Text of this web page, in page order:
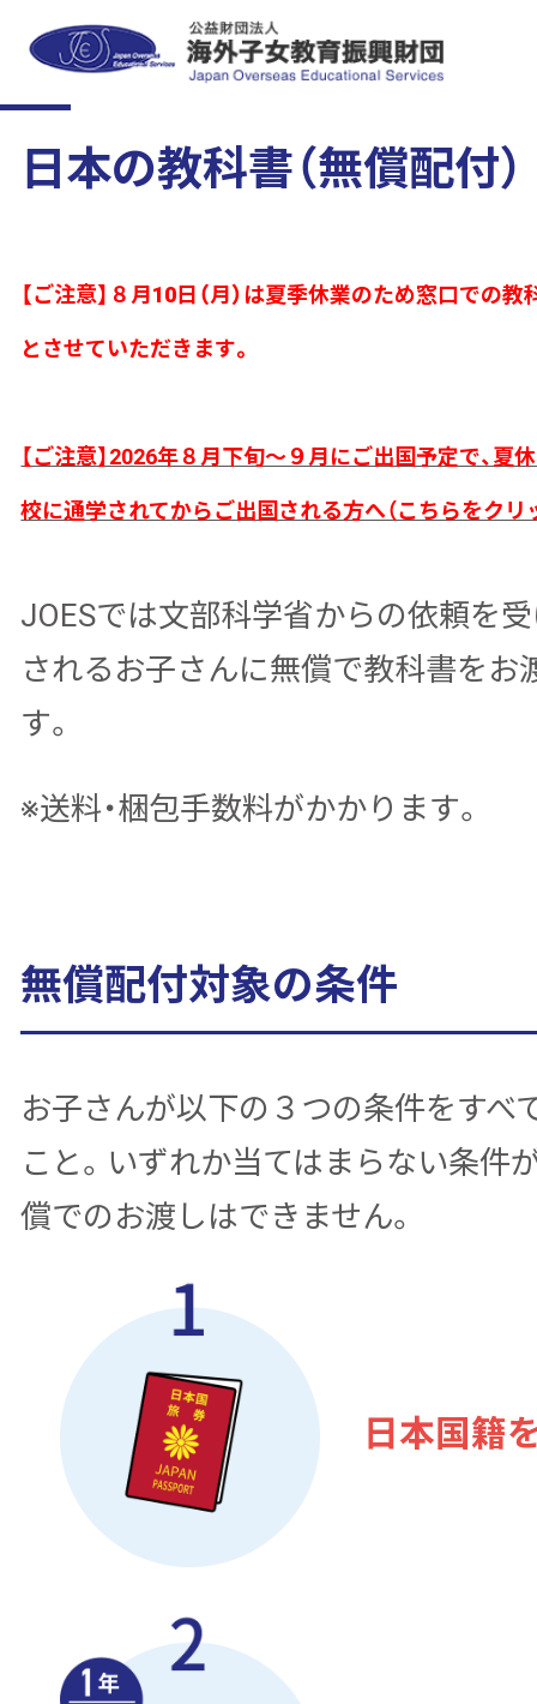
日本の教科書（無償配付）
【ご注意】８月10日（月）は夏季休業のため窓口での
とさせていただきます。
【ご注意】2026年８月下旬～９月にご出国予定で、夏
校に通学されてからご出国される方へ（こちらをクリ
JOESでは文部科学省からの依頼を受
されるお子さんに無償で教科書をお
す。
※送料・梱包手数料がかかります。
無償配付対象の条件
お子さんが以下の３つの条件をすべ
こと。いずれか当てはまらない条件
償でのお渡しはできません。
日本国籍